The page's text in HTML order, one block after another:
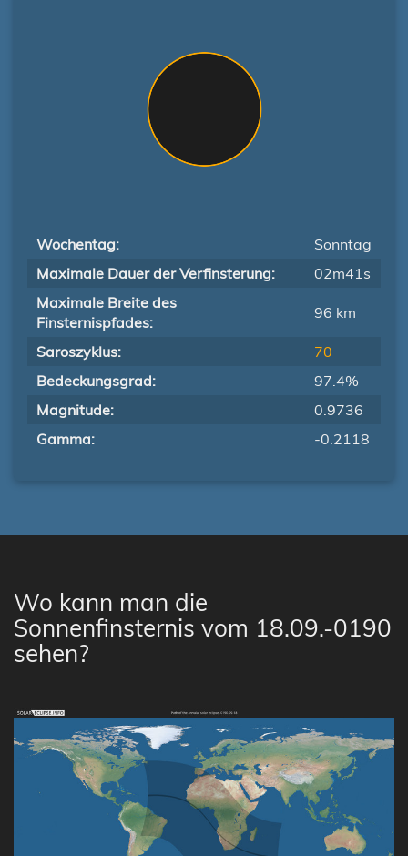
Wochentag:
Sonntag
Maximale Dauer der Verfinsterung:
02m41s
Maximale Breite des
Finsternispfades:
96 km
Saroszyklus:
70
Bedeckungsgrad:
97.4%
Magnitude:
0.9736
Gamma:
-0.2118
Wo kann man die
Sonnenfinsternis vom 18.09.-0190
sehen?